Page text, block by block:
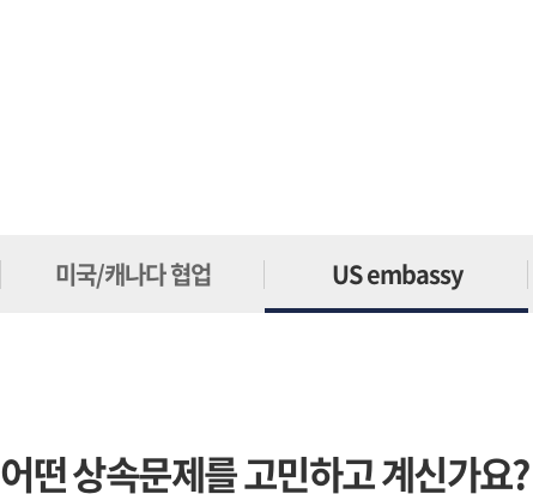
미국/캐나다 협업 US embassy
어떤 상속문제를 고민하고 계신가요?